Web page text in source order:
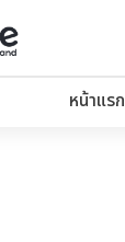
หน้าแรก